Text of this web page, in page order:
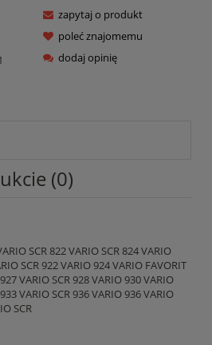
zapytaj o produkt
poleć znajomemu
dodaj opinię
(0)
SCR 822 VARIO SCR 824 VARIO
SCR 922 VARIO 924 VARIO FAVORIT
VARIO SCR 928 VARIO 930 VARIO
VARIO SCR 936 VARIO 936 VARIO
SCR